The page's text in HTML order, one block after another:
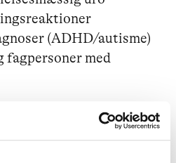
(ADHD/autisme)
fagpersoner med